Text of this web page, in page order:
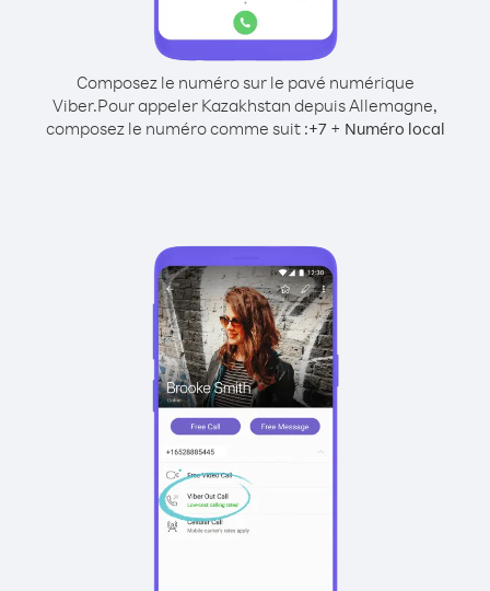
Composez le numéro sur le pavé numérique
Viber.Pour appeler Kazakhstan depuis Allemagne,
composez le numéro comme suit :+7+ Numéro local